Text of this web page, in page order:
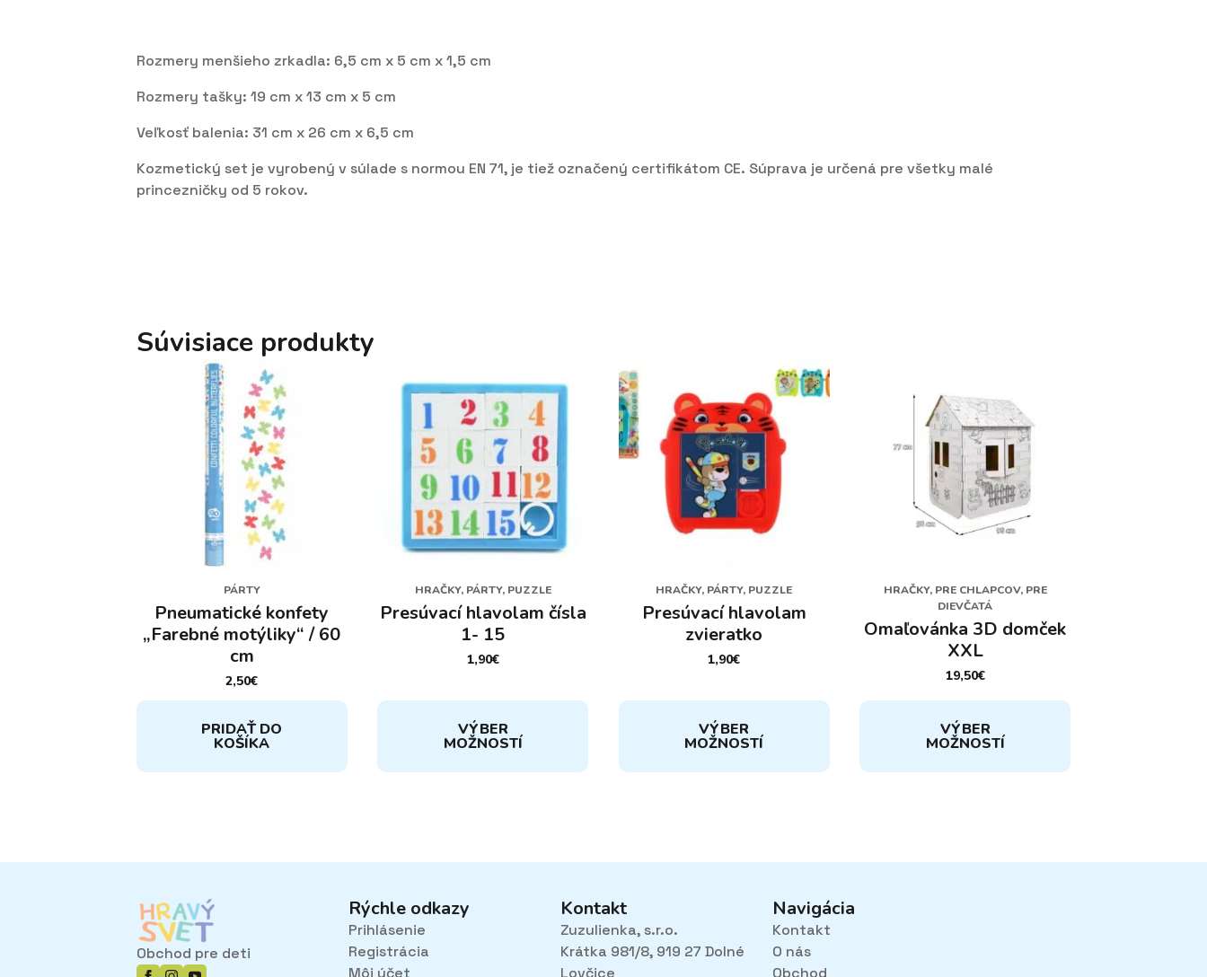
Rozmery menšieho zrkadla: 6,5 cm x 5 cm x 1,5 cm
Rozmery tašky: 19 cm x 13 cm x 5 cm
Veľkosť balenia: 31 cm x 26 cm x 6,5 cm
Kozmetický set je vyrobený v súlade s normou EN 71, je tiež označený certifikátom CE. Súprava je určená pre všetky malé
princezničky od 5 rokov.
Súvisiace produkty
PÁRTY
Pneumatické konfety
„Farebné motýliky“ / 60
cm
2,50€
PRIDAŤ DO
KOŠÍKA
HRAČKY, PÁRTY, PUZZLE
Presúvací hlavolam čísla
1- 15
1,90€
VÝBER
MOŽNOSTÍ
Tento
viacero
môžete
na
stránke
produktu.
HRAČKY, PÁRTY, PUZZLE
Presúvací hlavolam
zvieratko
1,90€
VÝBER
MOŽNOSTÍ
Tento
viacero
môžete
na
stránke
produktu.
HRAČKY, PRE CHLAPCOV, PRE
DIEVČATÁ
Omaľovánka 3D domček
XXL
19,50€
VÝBER
MOŽNOSTÍ
Tento
viacero
môžete
Obchod pre deti
Rýchle odkazy
Prihlásenie
Registrácia
Môj účet
Kontakt
Zuzulienka, s.r.o.
Krátka 981/8, 919 27 Dolné
Lovčice
Navigácia
Kontakt
O nás
Obchod